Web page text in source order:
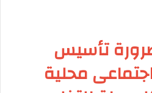
تأسيس
محلية